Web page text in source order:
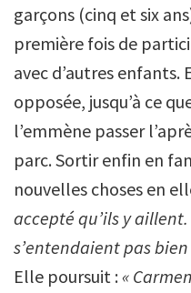
garçons (cinq et six
première fois de
avec d’autres
opposée, jusqu’à ce
l’emmène passer
parc. Sortir enfin en
nouvelles choses en
accepté qu’ils y
s’entendaient pas
Elle poursuit : «